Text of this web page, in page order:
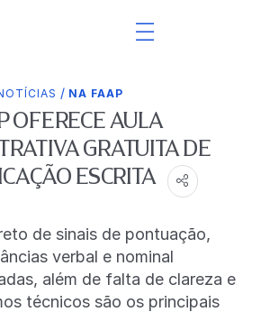
/ NA FAAP
OFERECE AULA
GRATUITA DE
ESCRITA
de sinais de pontuação,
verbal e nominal
além de falta de clareza e
técnicos são os principais